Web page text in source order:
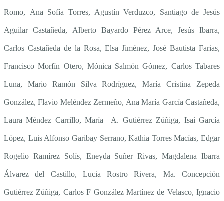
Romo, Ana Sofía Torres, Agustín Verduzco, Santiago de Jesús
Aguilar Castañeda, Alberto Bayardo Pérez Arce, Jesús Ibarra,
Carlos Castañeda de la Rosa, Elsa Jiménez, José Bautista Farias,
Francisco Morfín Otero, Mónica Salmón Gómez, Carlos Tabares
Luna, Mario Ramón Silva Rodríguez, María Cristina Zepeda
González,Flavio Meléndez Zermeño, Ana María García Castañeda,
Laura Méndez Carrillo, María A. Gutiérrez Zúñiga, Isaì García
López, Luis Alfonso Garibay Serrano, Kathia Torres Macías, Edgar
Rogelio Ramírez Solís, Eneyda Suñer Rivas, Magdalena Ibarra
Álvarez del Castillo, Lucia Rostro Rivera, Ma. Concepción
Gutiérrez Zúñiga, Carlos F González Martínez de Velasco, Ignacio